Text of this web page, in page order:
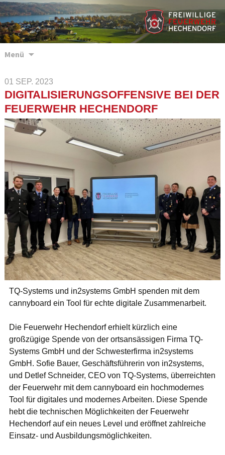
Menü
Inhalt
01 SEP. 2023
DIGITALISIERUNGSOFFENSIVE BEI DER
FEUERWEHR HECHENDORF
TQ-Systems und in2systems GmbH spenden mit dem
cannyboard ein Tool für echte digitale Zusammenarbeit.
Die Feuerwehr Hechendorf erhielt kürzlich eine
großzügige Spende von der ortsansässigen Firma TQ-
Systems GmbH und der Schwesterfirma in2systems
GmbH. Sofie Bauer, Geschäftsführerin von in2systems,
und Detlef Schneider, CEO von TQ-Systems, überreichten
der Feuerwehr mit dem cannyboard ein hochmodernes
Tool für digitales und modernes Arbeiten. Diese Spende
hebt die technischen Möglichkeiten der Feuerwehr
Hechendorf auf ein neues Level und eröffnet zahlreiche
Einsatz- und Ausbildungsmöglichkeiten.